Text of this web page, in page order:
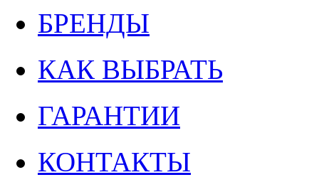
БРЕНДЫ
КАК ВЫБРАТЬ
ГАРАНТИИ
КОНТАКТЫ